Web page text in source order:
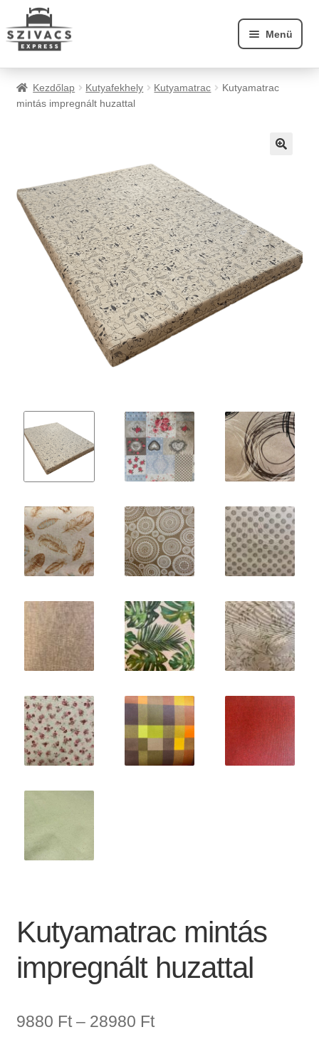
Ugrás
a
Kilépés
a
Menü
A szivacsról
Szállítás
Webáruház
Kapcsolat
Kezdőlap Kutyafekhely Kutyamatrac
Kutyamatrac
mintás impregnált huzattal
Kutyamatrac mintás
impregnált huzattal
9880 Ft – 28980 FtÁrtartomány: